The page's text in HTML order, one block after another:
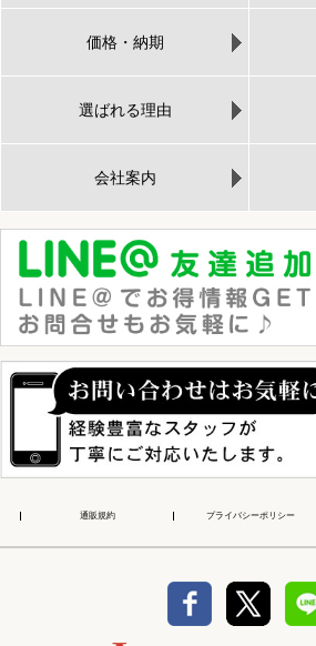
価格・納期
選ばれる理由
会社案内
通販規約 プライバシーポリシー